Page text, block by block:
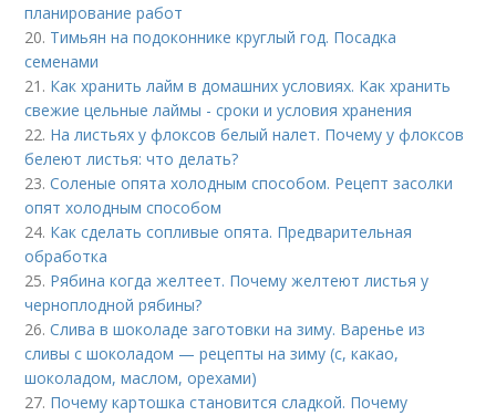
планирование работ
20. Тимьян на подоконнике круглый год. Посадка
семенами
21. Как хранить лайм в домашних условиях. Как хранить
свежие цельные лаймы - сроки и условия хранения
22. На листьях у флоксов белый налет. Почему у флоксов
белеют листья: что делать?
23.Соленые опята холодным способом. Рецепт засолки
опят холодным способом
24. Как сделать сопливые опята. Предварительная
обработка
25. Рябина когда желтеет. Почему желтеют листья у
черноплодной рябины?
26.Слива в шоколаде заготовки на зиму. Варенье из
сливы с шоколадом — рецепты на зиму (с, какао,
шоколадом, маслом, орехами)
27. Почему картошка становится сладкой. Почему